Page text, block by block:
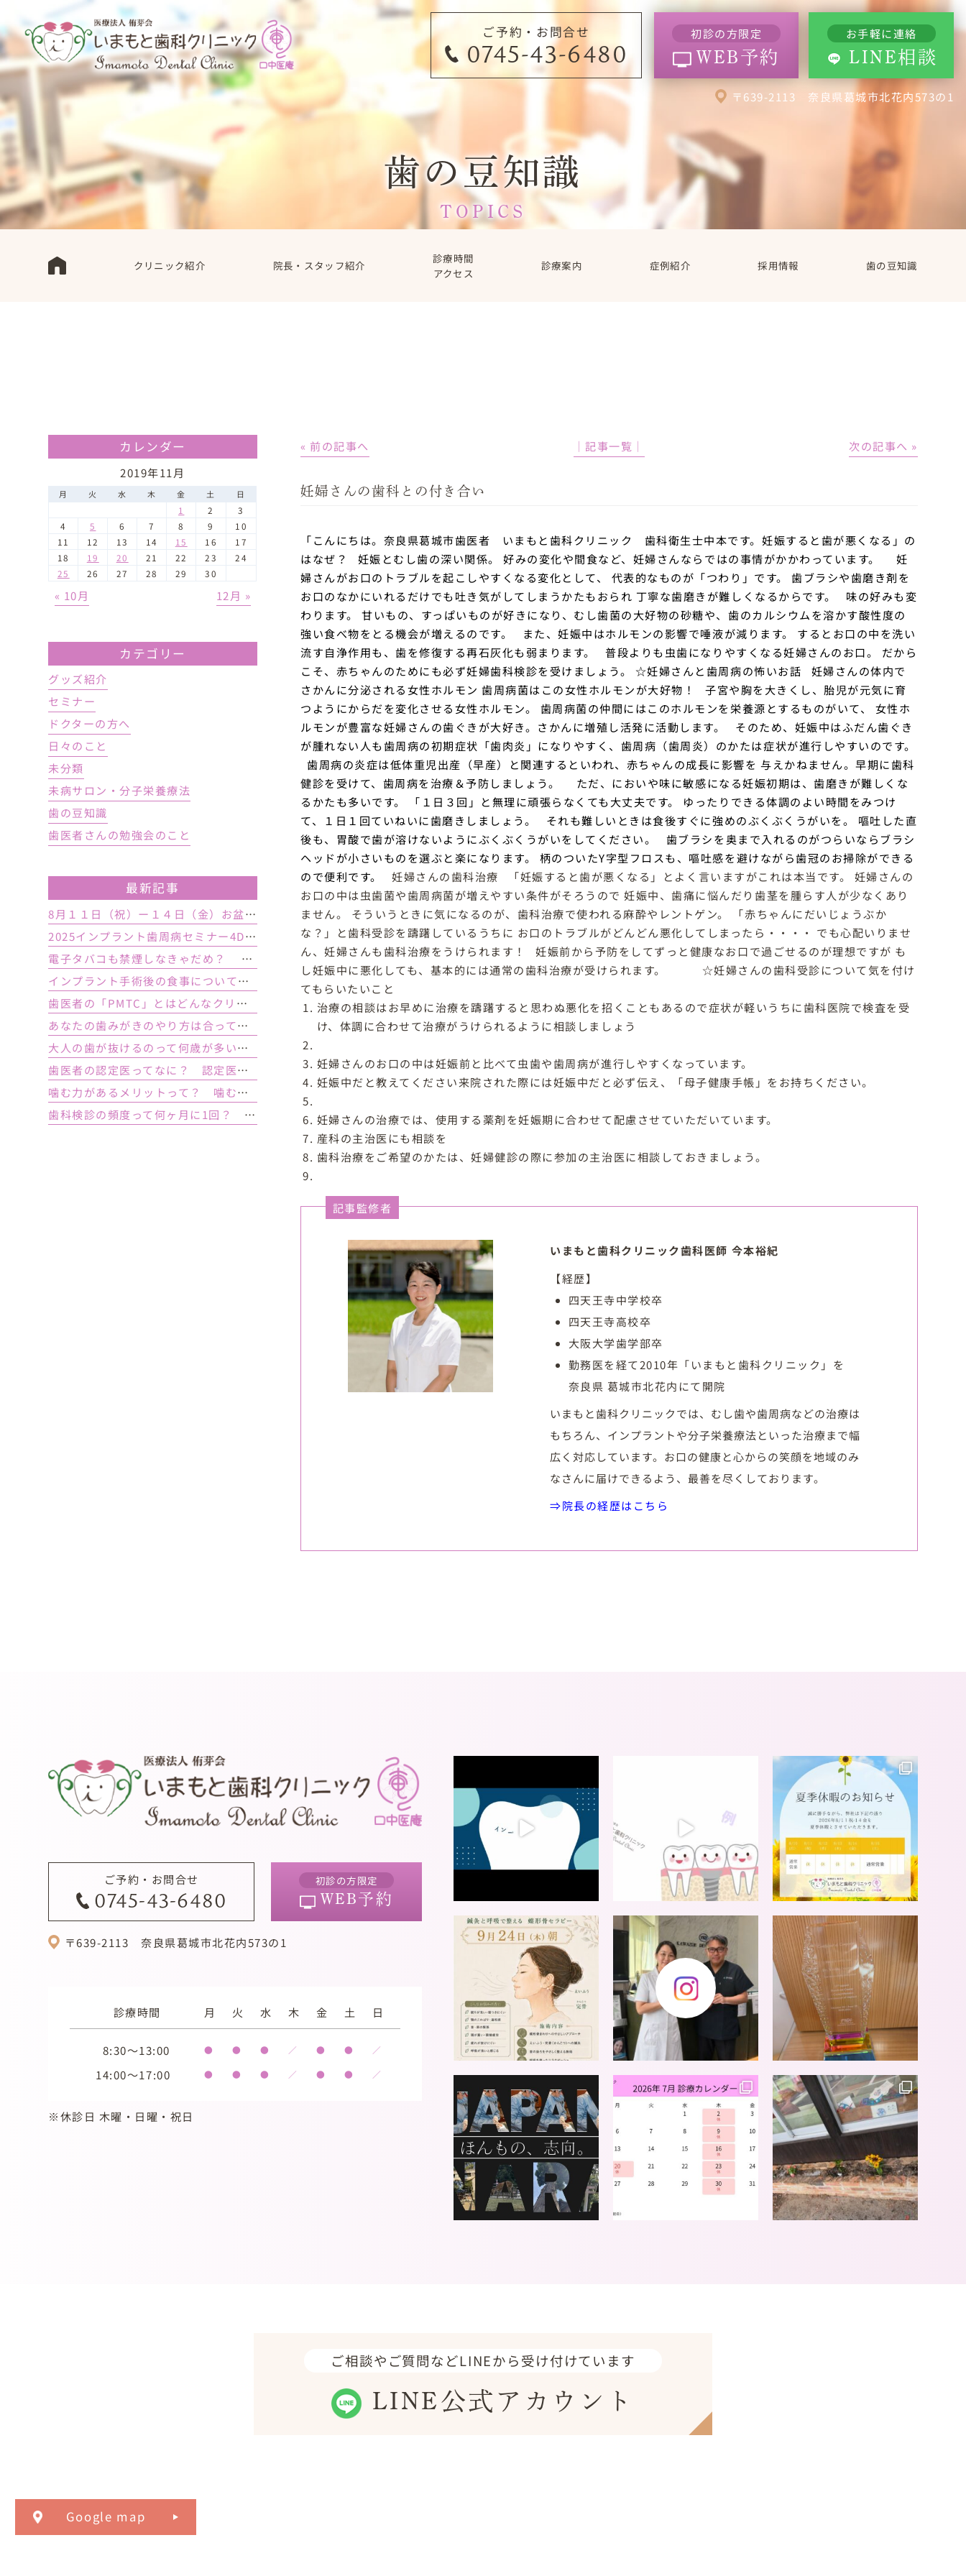
ご予約・お問合せ
0745-43-6480
初診の方限定
WEB予約
お手軽に連絡
LINE相談
〒639-2113 奈良県葛城市北花内573の1
歯の豆知識
TOPICS
クリニック紹介 院長・スタッフ紹介
診療時間
アクセス
診療案内 症例紹介 採用情報 歯の豆知識
« 前の記事へ │記事一覧│ 次の記事へ »
妊婦さんの歯科との付き合い
「こんにちは。奈良県葛城市歯医者 いまもと歯科クリニック 歯科衛生士中本です。妊娠すると歯が悪くなる」の
はなぜ？
妊娠とむし歯の深い関係。 好みの変化や間食など、妊婦さんならではの事情がかかわっています。
妊
婦さんがお口のトラブルを起こしやすくなる変化として、
代表的なものが「つわり」です。
歯ブラシや歯磨き剤を
お口のなかにいれるだけでも吐き気がしてしまうかたもおられ 丁寧な歯磨きが難しくなるからです。
味の好みも変
わります。
甘いもの、すっぱいものが好きになり、むし歯菌の大好物の砂糖や、歯のカルシウムを溶かす酸性度の
強い食べ物をとる機会が増えるのです。
また、妊娠中はホルモンの影響で唾液が減ります。
するとお口の中を洗い
流す自浄作用も、歯を修復する再石灰化も弱まります。
普段よりも虫歯になりやすくなる妊婦さんのお口。
だから
こそ、赤ちゃんのためにも必ず妊婦歯科検診を受けましょう。
☆妊婦さんと歯周病の怖いお話
妊婦さんの体内で
さかんに分泌される女性ホルモン 歯周病菌はこの女性ホルモンが大好物！
子宮や胸を大きくし、胎児が元気に育
つようにからだを変化させる女性ホルモン。
歯周病菌の仲間にはこのホルモンを栄養源とするものがいて、
女性ホ
ルモンが豊富な妊婦さんの歯ぐきが大好き。さかんに増殖し活発に活動します。
そのため、妊娠中はふだん歯ぐき
が腫れない人も歯周病の初期症状「歯肉炎」になりやすく、歯周病（歯周炎）のかたは症状が進行しやすいのです。
歯周病の炎症は低体重児出産（早産）と関連するといわれ、赤ちゃんの成長に影響を 与えかねません。早期に歯科
健診を受けて、歯周病を治療＆予防しましょう。
ただ、においや味に敏感になる妊娠初期は、歯磨きが難しくな
るかたも多いです。
「１日３回」と無理に頑張らなくても大丈夫です。
ゆったりできる体調のよい時間をみつけ
て、１日１回ていねいに歯磨きしましょう。
それも難しいときは食後すぐに強めのぶくぶくうがいを。
嘔吐した直
後も、胃酸で歯が溶けないようにぶくぶくうがいをしてください。
歯ブラシを奥まで入れるのがつらいならブラシ
ヘッドが小さいものを選ぶと楽になります。
柄のついたY字型フロスも、嘔吐感を避けながら歯冠のお掃除ができる
ので便利です。
妊婦さんの歯科治療 「妊娠すると歯が悪くなる」とよく言いますがこれは本当です。 妊婦さんの
お口の中は虫歯菌や歯周病菌が増えやすい条件がそろうので 妊娠中、歯痛に悩んだり歯茎を腫らす人が少なくあり
ません。 そういうときに気になるのが、歯科治療で使われる麻酔やレントゲン。 「赤ちゃんにだいじょうぶか
な？」と歯科受診を躊躇しているうちに お口のトラブルがどんどん悪化してしまったら・・・・ でも心配いりませ
ん、妊婦さんも歯科治療をうけられます！ 妊娠前から予防をしてずっと健康なお口で過ごせるのが理想ですが も
し妊娠中に悪化しても、基本的には通常の歯科治療が受けられます。 ☆妊婦さんの歯科受診について気を付け
てもらいたいこと
治療の相談はお早めに治療を躊躇すると思わぬ悪化を招くこともあるので症状が軽いうちに歯科医院で検査を受
け、体調に合わせて治療がうけられるように相談しましょう
妊婦さんのお口の中は妊娠前と比べて虫歯や歯周病が進行しやすくなっています。
妊娠中だと教えてください来院された際には妊娠中だと必ず伝え、「母子健康手帳」をお持ちください。
妊婦さんの治療では、使用する薬剤を妊娠期に合わせて配慮させていただいています。
産科の主治医にも相談を
歯科治療をご希望のかたは、妊婦健診の際に参加の主治医に相談しておきましょう。
記事監修者
いまもと歯科クリニック歯科医師 今本裕紀
【経歴】
四天王寺中学校卒
四天王寺高校卒
大阪大学歯学部卒
勤務医を経て2010年「いまもと歯科クリニック」を
奈良県 葛城市北花内にて開院
いまもと歯科クリニックでは、むし歯や歯周病などの治療は
もちろん、インプラントや分子栄養療法といった治療まで幅
広く対応しています。お口の健康と心からの笑顔を地域のみ
なさんに届けできるよう、最善を尽くしております。
⇒院長の経歴はこちら
カレンダー
2019年11月
月 火 水 木 金 土 日
1 2
3
4
5 6 7 8 9
10
11
12 13 14 15 16
17
18
19 20 21 22 23
24
25
26 27 28 29 30
« 10月 12月 »
カテゴリー
グッズ紹介
セミナー
ドクターの方へ
日々のこと
未分類
未病サロン・分子栄養療法
歯の豆知識
歯医者さんの勉強会のこと
最新記事
8月１１日（祝）ー１４日（金）お盆休み １５日土曜日から診療しております
2025インプラント歯周病セミナー4DAY行いました
電子タバコも禁煙しなきゃだめ？ インプラント手術前後の喫煙が及ぼす影響とは？
インプラント手術後の食事について｜ 当日の注意点・いつから普通の食事ができる？
歯医者の「PMTC」とはどんなクリーニング？スケーリングとは何が違うの？
あなたの歯みがきのやり方は合っている？ 正しい歯みがき方法と間違った方法
大人の歯が抜けるのって何歳が多い？ 平均年齢と原因について
歯医者の認定医ってなに？ 認定医やインストラクターの資格を持つ歯医者のメリット
噛む力があるメリットって？ 噛む力が弱いとどうなるの？
歯科検診の頻度って何ヶ月に1回？ 定期検診って何するの？
ご予約・お問合せ
0745-43-6480
初診の方限定
WEB予約
〒639-2113奈良県葛城市北花内573の1
診療時間 月 火 水 木 金 土 日
8:30～13:00 ● ● ● ／ ● ● ／
14:00～17:00 ● ● ● ／ ● ● ／
※休診日 木曜・日曜・祝日
ご相談やご質問などLINEから受け付けています
LINE公式アカウント
Google map